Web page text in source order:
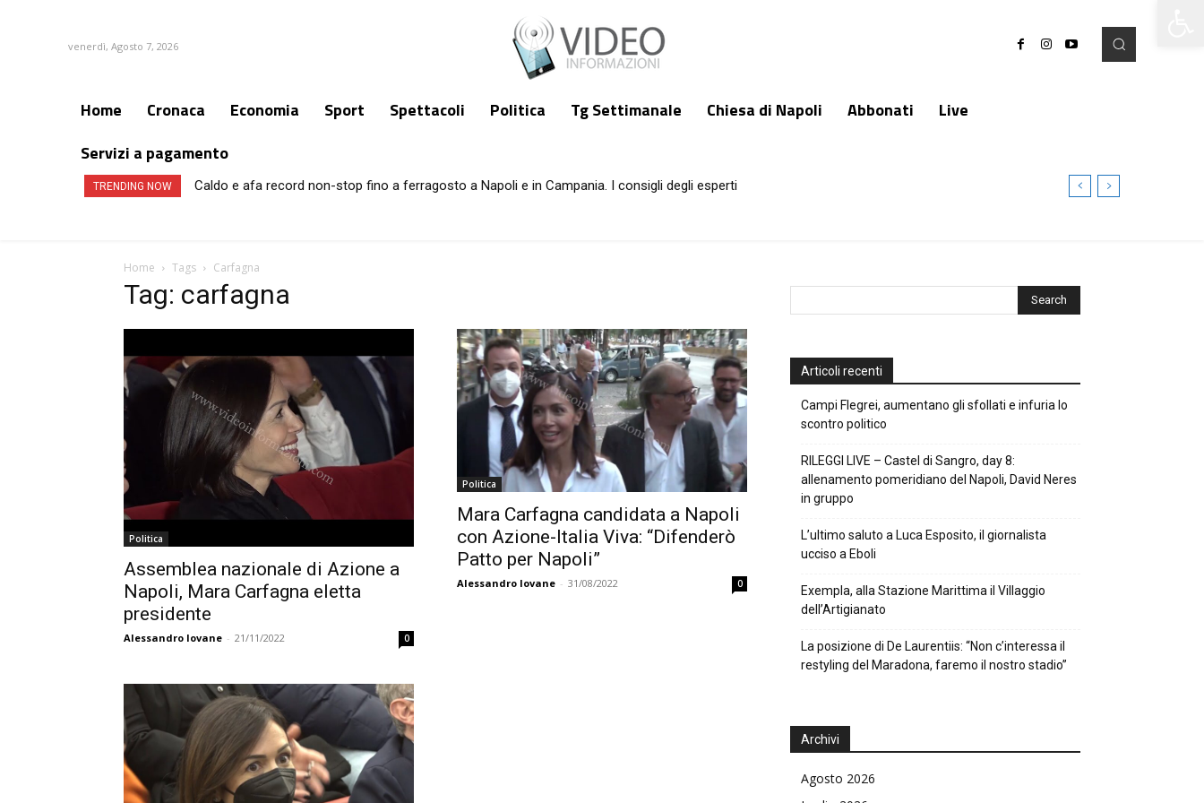
venerdì, Agosto 7, 2026
Home Cronaca Economia Sport Spettacoli Politica Tg Settimanale Chiesa di Napoli Abbonati
Live
Servizi a pagamento
TRENDING NOW Caldo e afa record non-stop fino a ferragosto a Napoli e in Campania. I consigli degli esperti
Home Tags Carfagna
Tag: carfagna
Politica
Assemblea nazionale di Azione a
Napoli, Mara Carfagna eletta
presidente
Alessandro Iovane - 21/11/2022 0
Politica
Mara Carfagna candidata a Napoli
con Azione-Italia Viva: “Difenderò
Patto per Napoli”
Alessandro Iovane - 31/08/2022 0
Articoli recenti
Campi Flegrei, aumentano gli sfollati e infuria lo
scontro politico
RILEGGI LIVE – Castel di Sangro, day 8:
allenamento pomeridiano del Napoli, David Neres
in gruppo
L’ultimo saluto a Luca Esposito, il giornalista
ucciso a Eboli
Exempla, alla Stazione Marittima il Villaggio
dell’Artigianato
La posizione di De Laurentiis: “Non c’interessa il
restyling del Maradona, faremo il nostro stadio”
Archivi
Agosto 2026